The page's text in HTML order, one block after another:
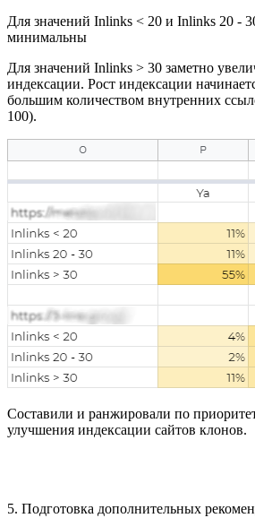
Для значений Inlinks < 20 и Inlinks 20 -
минимальны
Для значений Inlinks > 30 заметно
индексации. Рост индексации
большим количеством внутренних
100).
Составили и ранжировали по
улучшения индексации сайтов клонов.
5. Подготовка дополнительных